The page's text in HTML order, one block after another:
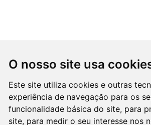
O nosso site usa
Este site utiliza cookies e outras
experiência de navegação para os
funcionalidade básica do site, para
site, para medir o seu interesse nos